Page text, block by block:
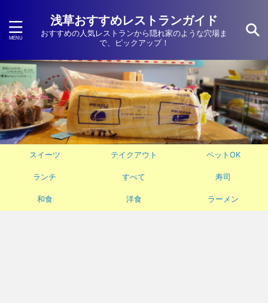
浅草おすすめレストランガイド
おすすめの人気レストランから隠れ家のような穴場ま
で、ピックアップ！
スイーツ テイクアウト ペットOK
ランチ すべて 寿司
和食 洋食 ラーメン